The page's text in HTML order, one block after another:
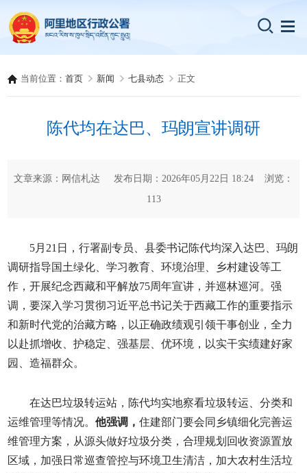
当前位置：首页 新闻 七县动态 正文
陈代均在达巴、玛朗宣讲调研
文章来源：网信札达 发布日期：2026年05月22日 18:24 浏览：
113
5月21日，行署副专员、县委书记陈代均深入达巴、玛朗
调研指导国土绿化、学习教育、环境治理、乡村建设等工
作，开展纪念西藏和平解放75周年宣讲，并巡林巡河。强
调，要深入学习贯彻习近平总书记关于西藏工作的重要指示
和新时代党的治藏方略，以正确政绩观引领干事创业，全力
以赴抓增收、护稳定、强基层、优环境，以实干实绩建好家
园、造福群众。
在达巴垃圾转运站，陈代均实地察看垃圾转运、分类和
运维管理等情况。他强调，住建部门要会同乡镇细化完善运
维管理方案，从源头做好垃圾分类，合理规划回收资源置放
区域，加强日常巡查管控与环境卫生清洁，加大农村生活垃